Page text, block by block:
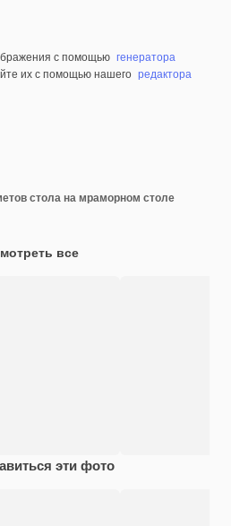
с помощью генератора
их с помощью нашего редактора
стола на мраморном столе
все
эти фото